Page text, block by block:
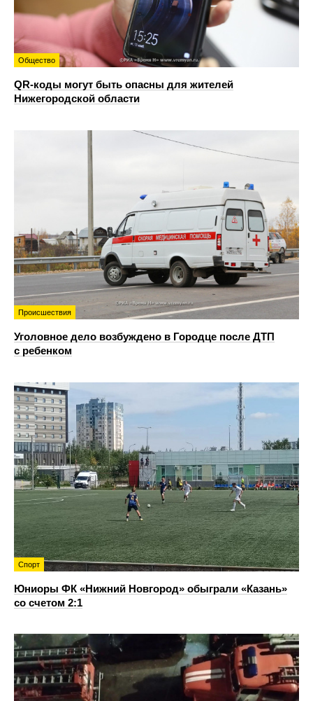
Общество
QR-коды могут быть опасны для жителей
Нижегородской области
Происшествия
Уголовное дело возбуждено в Городце после ДТП
с ребенком
Спорт
Юниоры ФК «Нижний Новгород» обыграли «Казань»
со счетом 2:1